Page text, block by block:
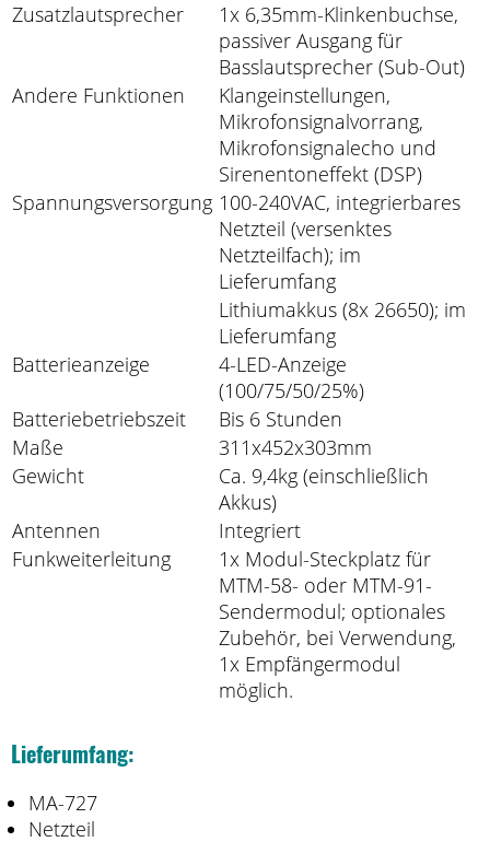
Zusatzlautsprecher
1x 6,35mm-Klinkenbuchse,
passiver Ausgang für
Basslautsprecher (Sub-Out)
Andere Funktionen
Klangeinstellungen,
Mikrofonsignalvorrang,
Mikrofonsignalecho und
Sirenentoneffekt (DSP)
Spannungsversorgung 100-240VAC, integrierbares
Netzteil (versenktes
Netzteilfach); im
Lieferumfang
Lithiumakkus (8x 26650); im
Lieferumfang
Batterieanzeige
4-LED-Anzeige
(100/75/50/25%)
Batteriebetriebszeit
Bis 6 Stunden
Maße
311x452x303mm
Gewicht
Ca. 9,4kg (einschließlich
Akkus)
Antennen
Integriert
Funkweiterleitung
1x Modul-Steckplatz für
MTM-58- oder MTM-91-
Sendermodul; optionales
Zubehör, bei Verwendung,
1x Empfängermodul
möglich.
Lieferumfang:
MA-727
Netzteil